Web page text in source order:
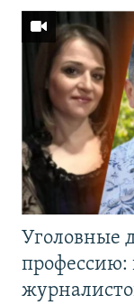
Уголовные
профессию: